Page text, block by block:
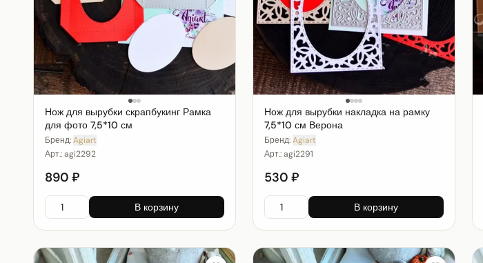
Нож для вырубки скрапбукинг Рамка
для фото 7,5*10 см
Бренд:Agiart
Арт.:agi2292
890 ₽
В корзину
Нож для вырубки накладка на рамку
7,5*10 см Верона
Бренд:Agiart
Арт.:agi2291
530 ₽
В корзину